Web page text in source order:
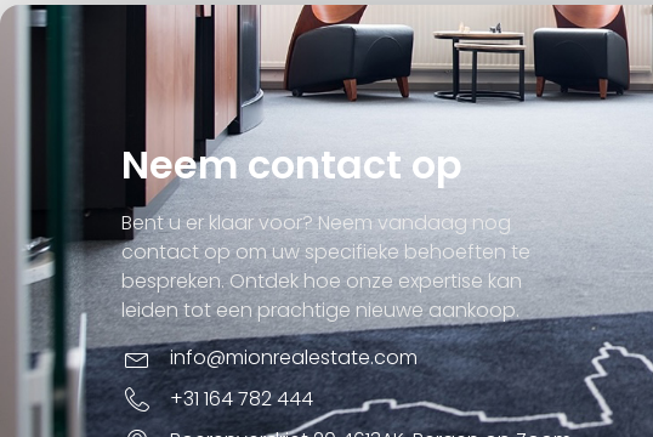
Neem contact op
Bent u er klaar voor? Neem vandaag nog
contact op om uw specifieke behoeften te
bespreken. Ontdek hoe onze expertise kan
leiden tot een prachtige nieuwe aankoop.
info@mionrealestate.com
+31 164 782 444